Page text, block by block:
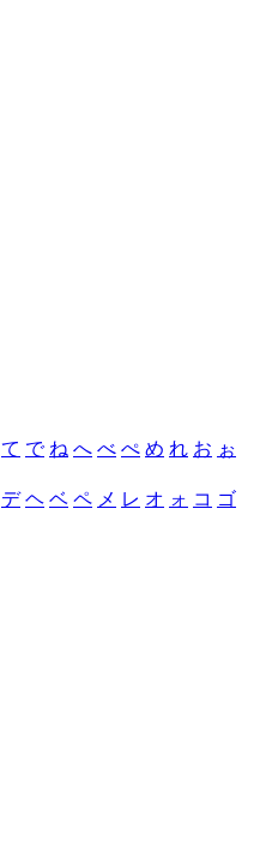
て で ね へ べ ぺ め れ お ぉ
デ ヘ ベ ペ メ レ オ ォ コ ゴ